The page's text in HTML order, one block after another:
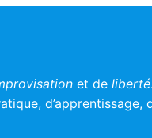
et deliberté.